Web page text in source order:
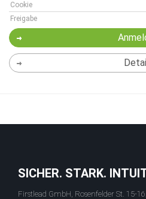
Cookie
Freigabe
SICHER. STARK.
Firstlead GmbH, Rosenfelder St. 15-